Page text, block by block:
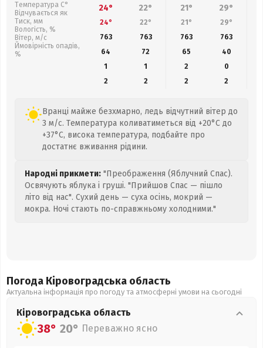
Температура С°
Відчувається як
Тиск, мм
Вологість, %
Вітер, м/с
Ймовірність опадів,
%
24° 22° 21° 29°
24° 22° 21° 29°
763
763 763 763
64
72 65
40
1
1 2
0
2
2 2 2
Вранці майже безхмарно, ледь відчутний вітер до
3 м/с. Температура коливатиметься від +20°C до
+37°C, висока температура, подбайте про
достатнє вживання рідини.
Народні прикмети: "Преображення (Яблучний Спас).
Освячують яблука і груші. "Прийшов Спас — пішло
літо від нас". Сухий день — суха осінь, мокрий —
мокра. Ночі стають по-справжньому холодними."
Погода Кіровоградська область
Актуальна інформація про погоду та атмосферні умови на сьогодні
Кіровоградська область
38° 20° Переважно ясно